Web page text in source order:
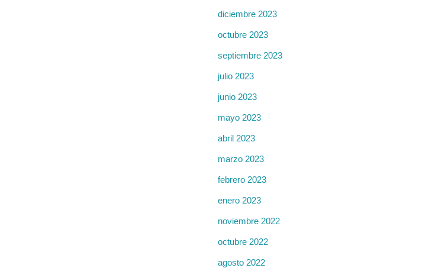
diciembre 2023
octubre 2023
septiembre 2023
julio 2023
junio 2023
mayo 2023
abril 2023
marzo 2023
febrero 2023
enero 2023
noviembre 2022
octubre 2022
agosto 2022